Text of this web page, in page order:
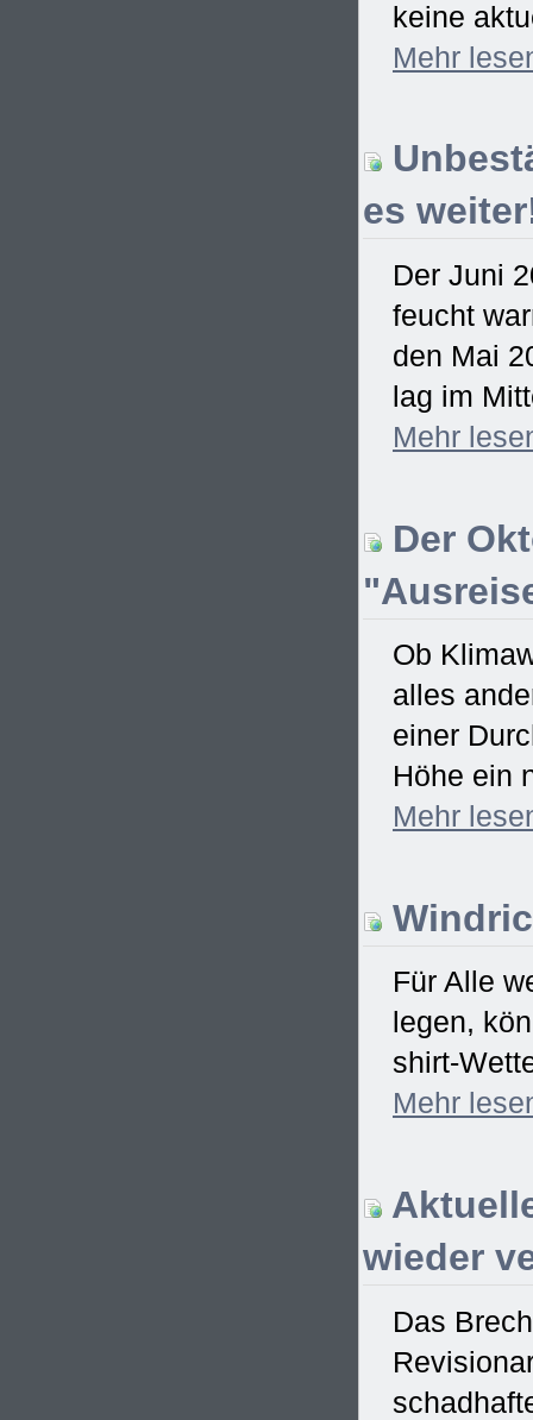
keine
Mehr
es
Der Juni
feucht
den Mai
lag im
Mehr
Der
Ob
alles
einer
Höhe ein
Mehr
Für Alle
legen,
shirt-
Mehr
wieder
Das